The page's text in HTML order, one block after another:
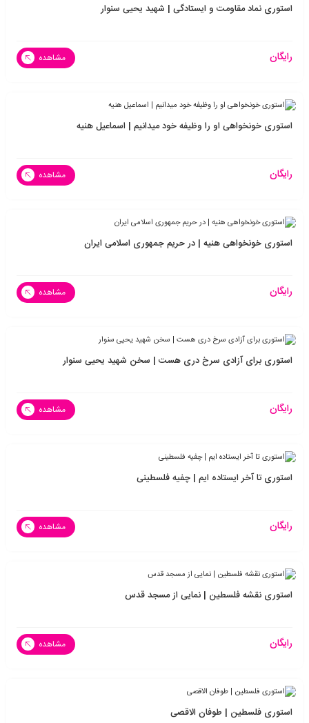
استوری نماد مقاومت و ایستادگی | شهید یحیی سنوار
رایگان مشاهده
استوری خونخواهی او را وظیفه خود میدانیم | اسماعیل هنیه
رایگان مشاهده
استوری خونخواهی هنیه | در حریم جمهوری اسلامی ایران
رایگان مشاهده
استوری برای آزادی سرخ دری هست | سخن شهید یحیی سنوار
رایگان مشاهده
استوری تا آخر ایستاده ایم | چفیه فلسطینی
رایگان مشاهده
استوری نقشه فلسطین | نمایی از مسجد قدس
رایگان مشاهده
استوری فلسطین | طوفان الاقصی